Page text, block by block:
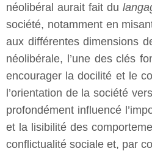
néolibéral aurait fait du
société, notamment en
aux différentes dimensions
néolibérale, l’une des clés
encourager la docilité et le
l’orientation de la société
profondément influencé
et la lisibilité des
conflictualité sociale et, par